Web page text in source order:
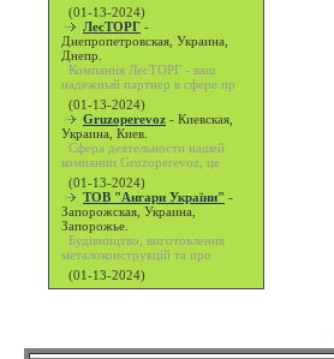
(01-13-2024)
ЛесТОРГ -
Днепропетровская, Украина,
Днепр.
Компания ЛесТОРГ - ваш
надежный партнер в сфере пр
(01-13-2024)
Gruzoperevoz - Киевская,
Украина, Киев.
Сфера деятельности нашей
компании Gruzoperevoz, це
(01-13-2024)
ТОВ "Ангари України" -
Запорожская, Украина,
Запорожье.
Будівництво, виготовлення
металоконструкцій та про
(01-13-2024)